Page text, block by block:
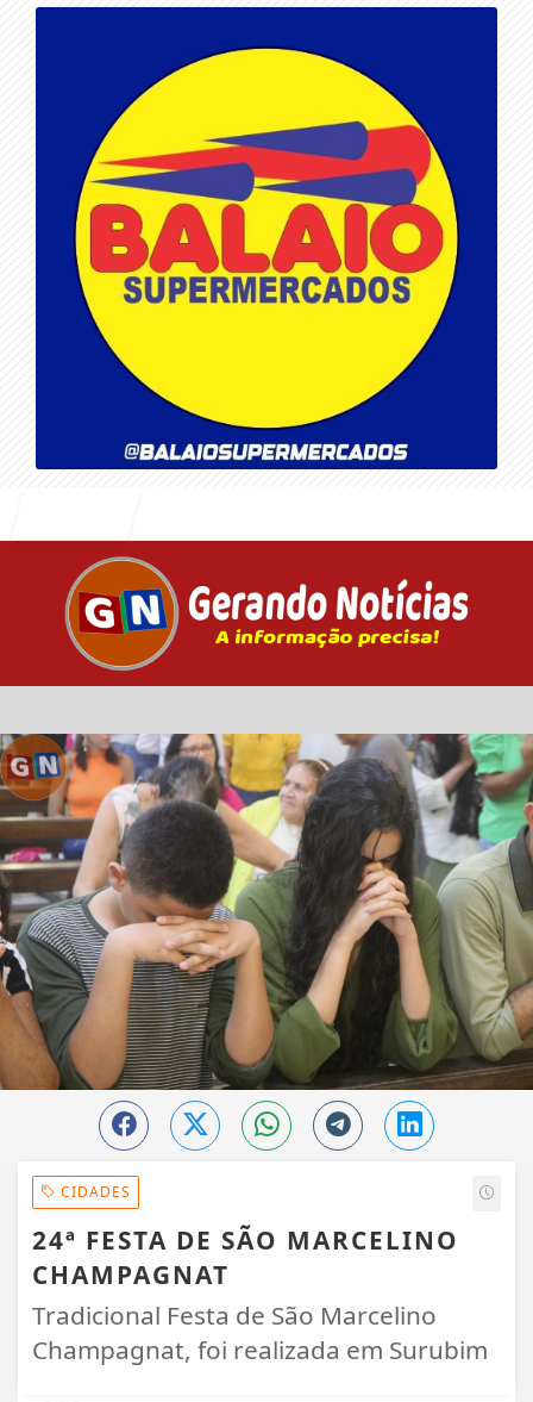
CIDADES
24ª FESTA DE SÃO MARCELINO
CHAMPAGNAT
Tradicional Festa de São Marcelino
Champagnat, foi realizada em Surubim